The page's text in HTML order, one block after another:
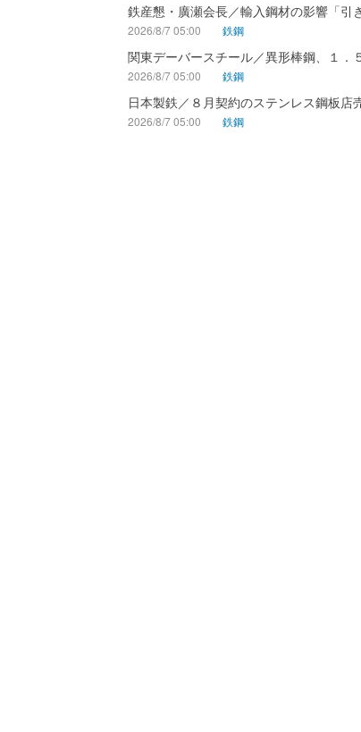
鉄産懇・廣瀬会長／輸入鋼材の影響「引
2026/8/7 05:00 鉄鋼
関東デーバースチール／異形棒鋼、１．
2026/8/7 05:00 鉄鋼
日本製鉄／８月契約のステンレス鋼板店
2026/8/7 05:00 鉄鋼